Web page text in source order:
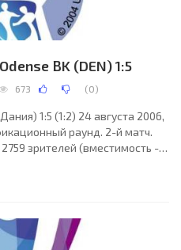
BK (DEN) 1:5
673 (0)
1:5 (1:2) 24 августа 2006,
раунд. 2-й матч.
зрителей (вместимость -
Миленко
Антонио Корбисиеро, Марвин